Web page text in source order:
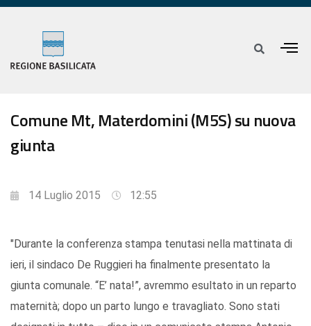
Comune Mt, Materdomini (M5S) su nuova
giunta
14 Luglio 2015 12:55
"Durante la conferenza stampa tenutasi nella mattinata di
ieri, il sindaco De Ruggieri ha finalmente presentato la
giunta comunale. “E’ nata!”, avremmo esultato in un reparto
maternità; dopo un parto lungo e travagliato. Sono stati